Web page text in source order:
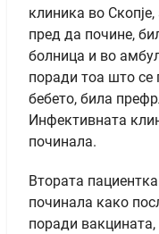
клиника во
пред да почине,
болница и во
поради тоа што се
бебето, била
Инфективната
починала.
Втората
починала како
поради